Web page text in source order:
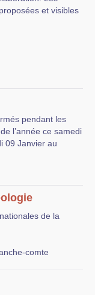
et visibles
pendant les
l’année ce samedi
09 Janvier au
de la
comte